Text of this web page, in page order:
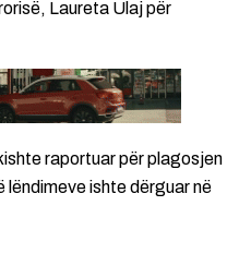
Laureta Ulaj për
raportuar për plagosjen
lëndimeve ishte dërguar në